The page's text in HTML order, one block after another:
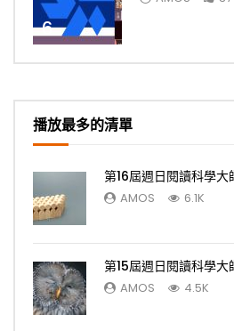
6
播放最多的清單
第16屆週日閱讀科學大
AMOS 6.1K
第15屆週日閱讀科學大
AMOS 4.5K